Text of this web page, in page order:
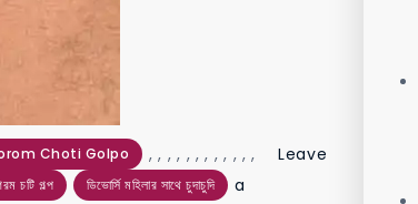
,, ,
Choti Golpo , ,,,
চটি গল্প
,
ডিভোর্সি মহিলার সাথে চুদাচুদি
, ,,,
Leave
a